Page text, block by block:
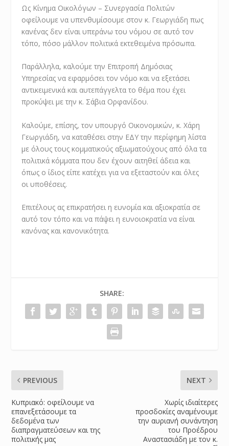
Ως Κίνημα Οικολόγων – Συνεργασία Πολιτών
οφείλουμε να υπενθυμίσουμε στον κ. Γεωργιάδη πως
κανένας δεν είναι υπεράνω του νόμου σε αυτό τον
τόπο, πόσο μάλλον πολιτικά εκτεθειμένα πρόσωπα.
Παράλληλα, καλούμε την Επιτροπή Δημόσιας
Υπηρεσίας να εφαρμόσει τον νόμο και να εξετάσει
αντικειμενικά και αυτεπάγγελτα το θέμα που έχει
προκύψει με την κ. Σάβια Ορφανίδου.
Καλούμε, επίσης, τον υπουργό Οικονομικών, κ. Χάρη
Γεωργιάδη, να καταθέσει στην ΕΔΥ την περίφημη λίστα
με όλους τους κομματικούς αξιωματούχους από όλα τα
πολιτικά κόμματα που δεν έχουν αιτηθεί άδεια και
όπως ο ίδιος είπε κατέχει για να εξεταστούν και όλες
οι υποθέσεις.
Επιτέλους ας επικρατήσει η ευνομία και αξιοκρατία σε
αυτό τον τόπο και να πάψει η ευνοιοκρατία να είναι
κανόνας και κανονικότητα.
SHARE:
PREVIOUS
Κυπριακό: οφείλουμε να
επανεξετάσουμε τα
δεδομένα των
διαπραγματεύσεων και της
πολιτικής μας
NEXT
Χωρίς ιδιαίτερες
προσδοκίες αναμένουμε
την αυριανή συνάντηση
του Προέδρου
Αναστασιάδη με τον κ.